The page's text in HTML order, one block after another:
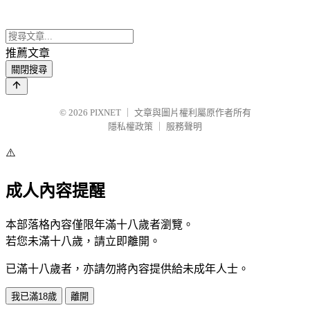
推薦文章
關閉搜尋
© 2026 PIXNET
文章與圖片權利屬原作者所有
隱私權政策
服務聲明
⚠️
成人內容提醒
本部落格內容僅限年滿十八歲者瀏覽。
若您未滿十八歲，請立即離開。
已滿十八歲者，亦請勿將內容提供給未成年人士。
我已滿18歲 離開